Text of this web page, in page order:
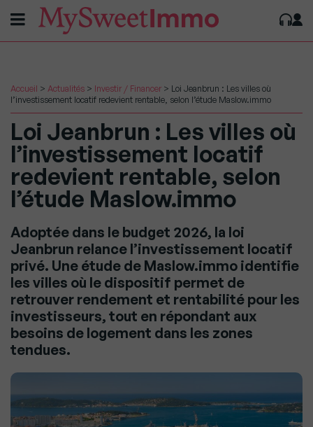
Accueil > Actualités > Investir / Financer > Loi Jeanbrun : Les villes où
l’investissement locatif redevient rentable, selon l’étude Maslow.immo
Loi Jeanbrun : Les villes où
l’investissement locatif
redevient rentable, selon
l’étude Maslow.immo
Adoptée dans le budget 2026, la loi
Jeanbrun relance l’investissement locatif
privé. Une étude de Maslow.immo identifie
les villes où le dispositif permet de
retrouver rendement et rentabilité pour les
investisseurs, tout en répondant aux
besoins de logement dans les zones
tendues.